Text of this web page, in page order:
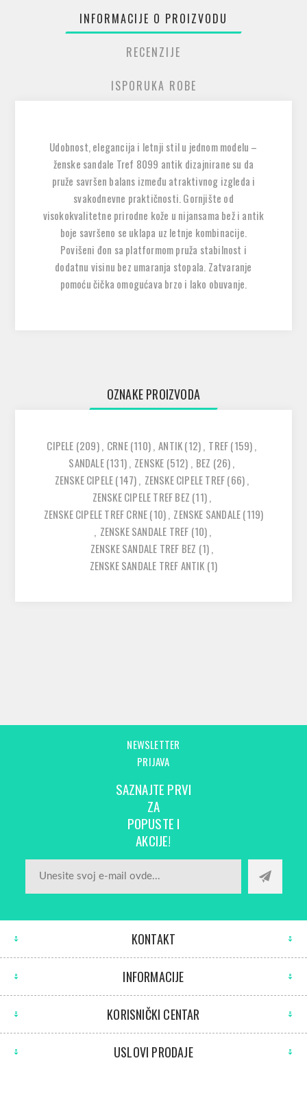
INFORMACIJE O PROIZVODU
RECENZIJE
ISPORUKA ROBE
Udobnost, elegancija i letnji stil u jednom modelu –
ženske sandale Tref 8099 antik dizajnirane su da
pruže savršen balans između atraktivnog izgleda i
svakodnevne praktičnosti. Gornjište od
visokokvalitetne prirodne kože u nijansama bež i antik
boje savršeno se uklapa uz letnje kombinacije.
Povišeni đon sa platformom pruža stabilnost i
dodatnu visinu bez umaranja stopala. Zatvaranje
pomoću čička omogućava brzo i lako obuvanje.
OZNAKE PROIZVODA
CIPELE (209), CRNE(110), ANTIK(12), TREF(159),
SANDALE(131), ZENSKE (512) , BEZ (26),
ZENSKE CIPELE(147), ZENSKE CIPELE TREF(66),
ZENSKE CIPELE TREF BEZ (11),
ZENSKE CIPELE TREF CRNE(10), ZENSKE SANDALE(119)
, ZENSKE SANDALE TREF (10),
ZENSKE SANDALE TREF BEZ (1),
ZENSKE SANDALE TREF ANTIK (1)
NEWSLETTER
PRIJAVA
SAZNAJTE PRVI
ZA
POPUSTE I
AKCIJE!
KONTAKT
INFORMACIJE
KORISNIČKI CENTAR
USLOVI PRODAJE